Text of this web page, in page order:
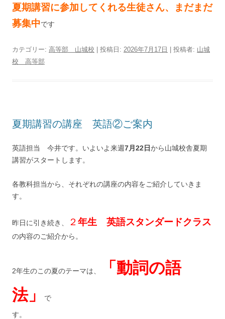
夏期講習に参加してくれる生徒さん、まだまだ
募集中です
カテゴリー: 高等部 山城校 | 投稿日: 2026年7月17日 投稿者: 山城
校 高等部
夏期講習の講座 英語②ご案内
英語担当 今井です。いよいよ来週7月22日から山城校舎夏期
講習がスタートします。
各教科担当から、それぞれの講座の内容をご紹介していきま
す。
昨日に引き続き、 ２ 年生 英語スタンダードクラス
の内容のご紹介から。
2年生のこの夏のテーマは、
「動詞の語
法」
で
す。